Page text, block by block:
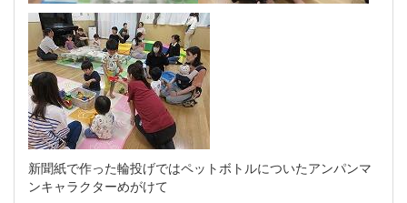
新聞紙で作った輪投げではペットボトルについたアンパンマ
ンキャラクターめがけて